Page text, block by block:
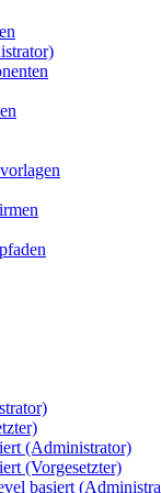
(Administrator)
(Vorgesetzter)
basiert